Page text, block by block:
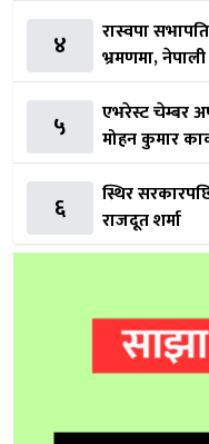
४
रास्वपा
भ्रमणमा,
५
एभरेस्ट चेम्बर
मोहन कुमार
६
स्थिर
राजदूत शर्मा